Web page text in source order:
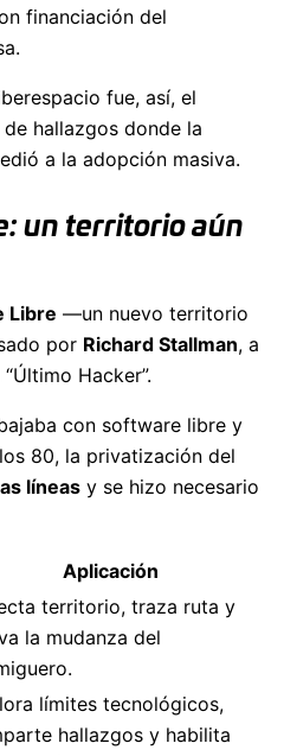
financiación del
fue, así, el
hallazgos donde la
a la adopción masiva.
un territorio aún
Libre —un nuevo territorio
por Richard Stallman, a
Hacker”.
con software libre y
80, la privatización del
líneas y se hizo necesario
Aplicación
territorio, traza ruta y
la mudanza del
límites tecnológicos,
hallazgos y habilita